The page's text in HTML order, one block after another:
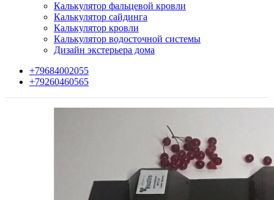
Калькулятор фальцевой кровли
Калькулятор сайдинга
Калькулятор кровли
Калькулятор водосточной системы
Дизайн экстерьера дома
+79684002055
+79260460565